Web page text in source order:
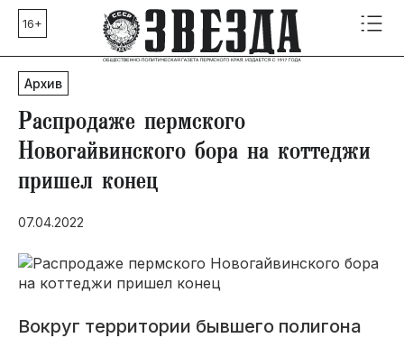
Главные темы
80 лет Победы
Молодежная столица РФ
СВО
Выборы в Пермском крае
Инфраструктура
Благоустройство
16+
Архив
Распродаже пермского
Новогайвинского бора на коттеджи
пришел конец
07.04.2022
Вокруг территории бывшего полигона